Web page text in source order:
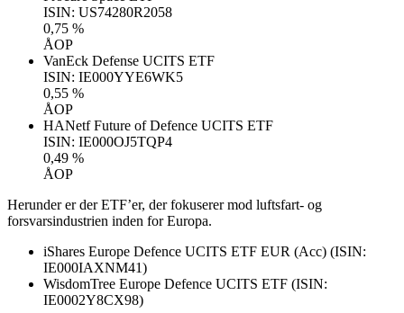
ISIN: US74280R2058
0,75 %
ÅOP
VanEck Defense UCITS ETF
ISIN: IE000YYE6WK5
0,55 %
ÅOP
HANetf Future of Defence UCITS ETF
ISIN: IE000OJ5TQP4
0,49 %
ÅOP
Herunder er der ETF’er, der fokuserer mod luftsfart- og
forsvarsindustrien inden for Europa.
iShares Europe Defence UCITS ETF EUR (Acc) (ISIN:
IE000IAXNM41)
WisdomTree Europe Defence UCITS ETF (ISIN:
IE0002Y8CX98)